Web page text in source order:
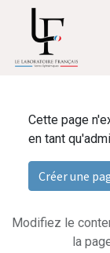
Cette page
en tant
Créer une
Modifiez le
la